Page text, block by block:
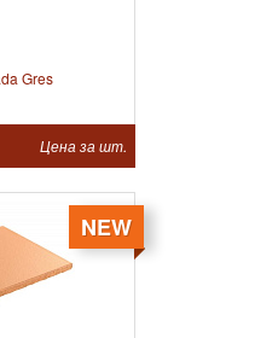
Gres
Цена за шт.
NEW